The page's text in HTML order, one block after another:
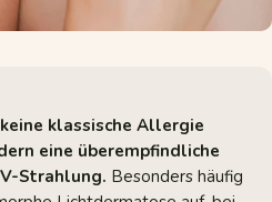
klassische Allergie
eine überempfindliche
Strahlung. Besonders häufig